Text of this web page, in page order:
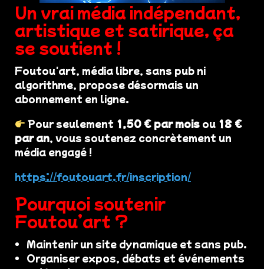
Un vrai média indépendant,
artistique et satirique, ça
se soutient !
Foutou'art, média libre, sans pub ni
algorithme, propose désormais un
abonnement en ligne.
Pour seulement 1,50 € par mois ou 18 €
par an, vous soutenez concrètement un
média engagé !
https://foutouart.fr/inscription/
Pourquoi soutenir
Foutou’art ?
Maintenir un site dynamique et sans pub.
Organiser expos, débats et événements